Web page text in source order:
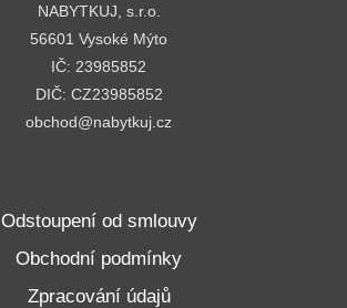
NABYTKUJ, s.r.o.
56601 Vysoké Mýto
IČ: 23985852
DIČ: CZ23985852
obchod@nabytkuj.cz
Odstoupení od smlouvy
Obchodní podmínky
Zpracování údajů